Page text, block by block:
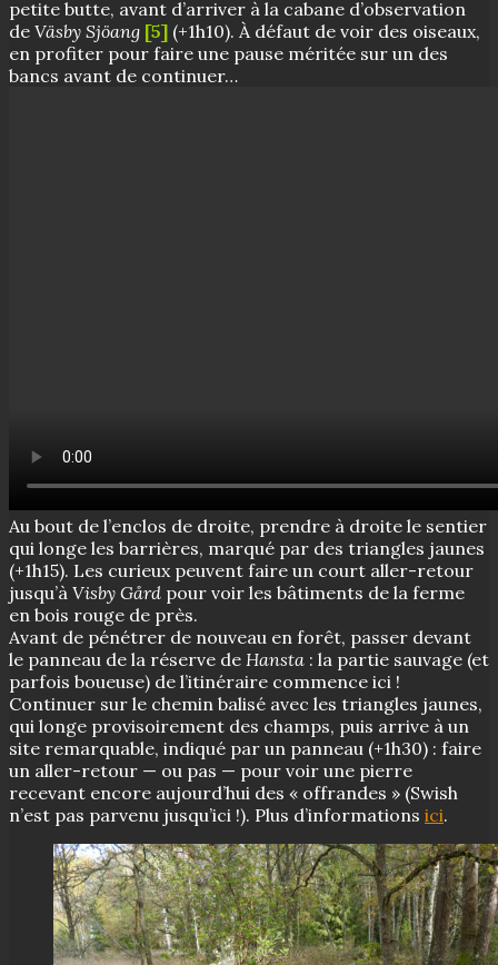
petite butte, avant d’arriver à la cabane d’observation
de Väsby Sjöang [5] (+1h10). À défaut de voir des oiseaux,
en profiter pour faire une pause méritée sur un des
bancs avant de continuer…
Au bout de l’enclos de droite, prendre à droite le sentier
qui longe les barrières, marqué par des triangles jaunes
(+1h15). Les curieux peuvent faire un court aller-retour
jusqu’à Visby Gård pour voir les bâtiments de la ferme
en bois rouge de près.
Avant de pénétrer de nouveau en forêt, passer devant
le panneau de la réserve de Hansta : la partie sauvage (et
parfois boueuse) de l’itinéraire commence ici !
Continuer sur le chemin balisé avec les triangles jaunes,
qui longe provisoirement des champs, puis arrive à un
site remarquable, indiqué par un panneau (+1h30) : faire
un aller-retour — ou pas — pour voir une pierre
recevant encore aujourd’hui des « offrandes » (Swish
n’est pas parvenu jusqu’ici !). Plus d’informations ici.